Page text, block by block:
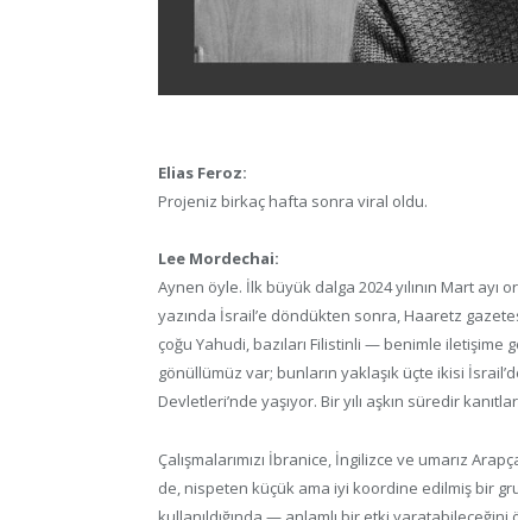
Elias Feroz:
Projeniz birkaç hafta sonra viral oldu.
Lee Mordechai:
Aynen öyle. İlk büyük dalga 2024 yılının Mart
yazında İsrail’e döndükten sonra, Haaretz
çoğu Yahudi, bazıları Filistinli — benimle iletişime
gönüllümüz var; bunların yaklaşık üçte ikisi
Devletleri’nde yaşıyor. Bir yılı aşkın süredir
Çalışmalarımızı İbranice, İngilizce ve umarız
de, nispeten küçük ama iyi koordine edilmiş bir